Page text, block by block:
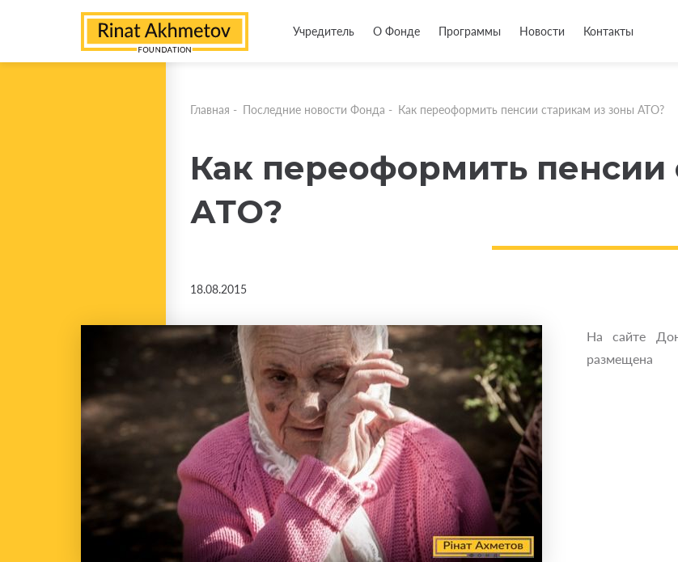
Учредитель О Фонде Программы Новости Контакты
Главная - Последние новости Фонда - Как переоформить пенсии старикам из зоны АТО?
Как переоформить пенсии
АТО?
18.08.2015
На сайте
размещена